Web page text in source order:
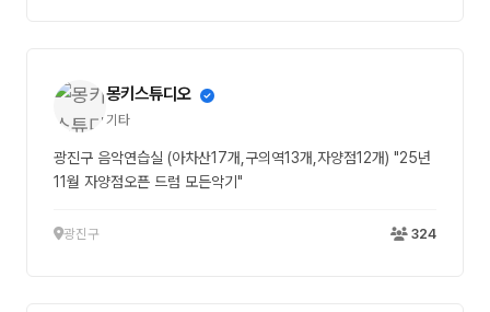
몽키스튜디오
기타
광진구 음악연습실 (아차산17개,구의역13개,자양점12개) "25년
11월 자양점오픈 드럼 모든악기"
광진구 324